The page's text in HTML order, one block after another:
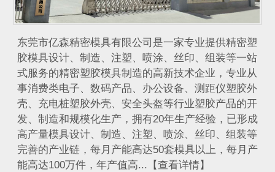
​东莞市亿森精密模具有限公司是一家专业提供精密塑
胶模具设计、制造、注塑、喷涂、丝印、组装等一站
式服务的精密塑胶模具制造的高新技术企业，专业从
事消费类电子、数码产品、办公设备、测距仪塑胶外
壳、充电桩塑胶外壳、安全头盔等行业塑胶产品的开
发、制造和规模化生产，拥有20年生产经验，已形成
高产量模具设计、制造、注塑、喷涂、丝印、组装等
完善的产业链，每月产能高达50套模具以上，每月产
能高达100万件，年产值高...【查看详情】